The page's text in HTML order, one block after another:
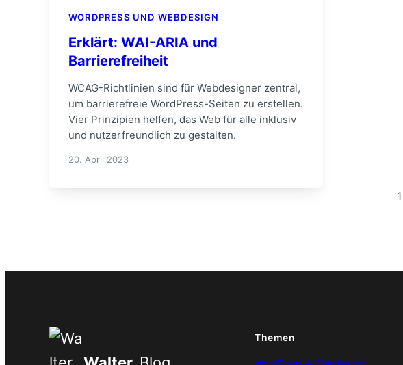
WORDPRESS UND WEBDESIGN
Erklärt: WAI-ARIA und
Barrierefreiheit
WCAG-Richtlinien sind für Webdesigner zentral,
um barrierefreie WordPress-Seiten zu erstellen.
Vier Prinzipien helfen, das Web für alle inklusiv
und nutzerfreundlich zu gestalten.
20. April 2023
1
Themen